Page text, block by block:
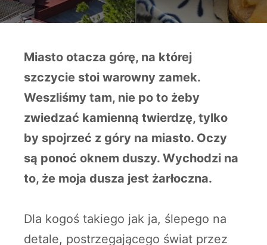
Miasto otacza górę, na której
szczycie stoi warowny zamek.
Weszliśmy tam, nie po to żeby
zwiedzać kamienną twierdzę, tylko
by spojrzeć z góry na miasto. Oczy
są ponoć oknem duszy. Wychodzi na
to, że moja dusza jest żarłoczna.
Dla kogoś takiego jak ja, ślepego na
detale, postrzegającego świat przez